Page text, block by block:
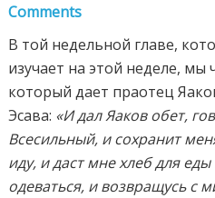
Comments
В той недельной главе,
изучает на этой неделе, мы
который дает праотец
Эсава: «И дал Яаков обет,
Всесильный, и сохранит
иду, и даст мне хлеб для
одеваться, и возвращусь с